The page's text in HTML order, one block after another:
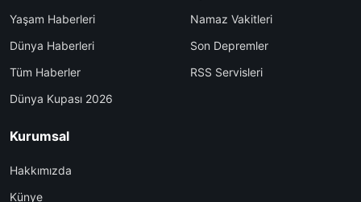
Yaşam Haberleri
Dünya Haberleri
Tüm Haberler
Dünya Kupası 2026
Namaz Vakitleri
Son Depremler
RSS Servisleri
Kurumsal
Hakkımızda
Künye